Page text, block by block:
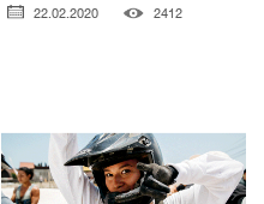
22.02.2020 2412